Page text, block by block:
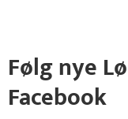
Følg nye
Facebook